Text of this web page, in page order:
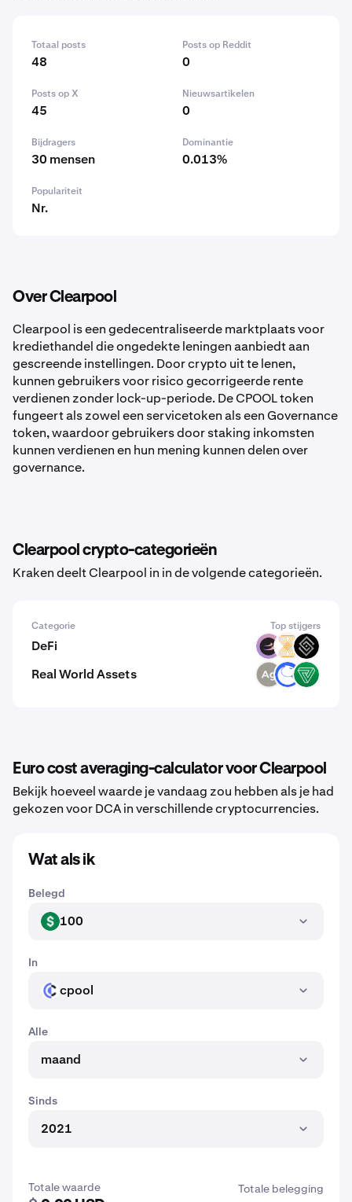
Totaal posts
48
Posts op Reddit
0
Posts op X
45
Nieuwsartikelen
0
Bijdragers
30 mensen
Dominantie
0.013%
Populariteit
Nr.
Over Clearpool
Clearpool is een gedecentraliseerde marktplaats voor
krediethandel die ongedekte leningen aanbiedt aan
gescreende instellingen. Door crypto uit te lenen,
kunnen gebruikers voor risico gecorrigeerde rente
verdienen zonder lock-up-periode. De CPOOL token
fungeert als zowel een servicetoken als een Governance
token, waardoor gebruikers door staking inkomsten
kunnen verdienen en hun mening kunnen delen over
governance.
Clearpool crypto-categorieën
Kraken deelt Clearpool in in de volgende categorieën.
Categorie Top stijgers
DeFi BETA VELAR DECT
Real World Assets SLVR ANT VEREM
Euro cost averaging-calculator voor Clearpool
Bekijk hoeveel waarde je vandaag zou hebben als je had
gekozen voor DCA in verschillende cryptocurrencies.
Wat als ik
Belegd
USD 100
In
CPOOLcpool
Alle
maand
Sinds
2021
Totale waarde
Totale belegging